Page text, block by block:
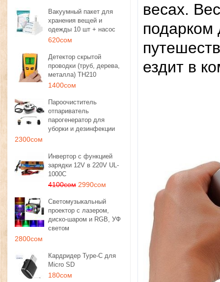
Вакуумный пакет для
хранения вещей и
одежды 10 шт + насос
620сом
Детектор скрытой
проводки (труб, дерева,
металла) TH210
1400сом
Пароочиститель
отпариватель
парогенератор для
уборки и дезинфекции
2300сом
Инвертор с функцией
зарядки 12V в 220V UL-
1000C
4100сом 2990сом
Светомузыкальный
проектор с лазером,
диско-шаром и RGB, УФ
светом
2800сом
Кардридер Type-C для
Micro SD
180сом
весах.
подарком
ездит в